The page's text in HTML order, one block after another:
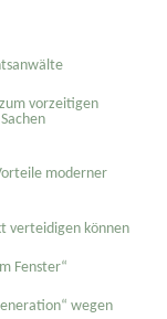
vorzeitigen
moderner
verteidigen können
Fenster“
wegen